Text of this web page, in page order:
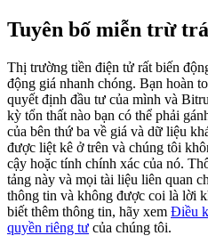
Share 500000 CASHCAT
Exclusive for BitMart Users
Register & Trade to Win
Precious Metals Trading
Trade Gold & Silver ·
Tuyên bố miễn trừ
Thị trường tiền điện tử rất biến
động giá nhanh chóng. Bạn hoàn
quyết định đầu tư của mình và
kỳ tổn thất nào bạn có thể phải
của bên thứ ba về giá và dữ liệu
được liệt kê ở trên và chúng tôi
cậy hoặc tính chính xác của nó.
tảng này và mọi tài liệu liên quan
thông tin và không được coi là lời
biết thêm thông tin, hãy xem Điều
quyền riêng tư của chúng tôi.